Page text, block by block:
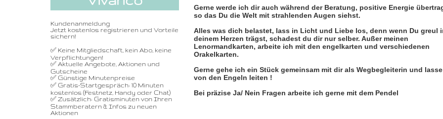
Kundenanmeldung
Jetzt kostenlos registrieren und Vorteile
sichern!
✅ Keine Mitgliedschaft, kein Abo, keine
Verpflichtungen!
✅ Aktuelle Angebote, Aktionen und
Gutscheine
✅ Günstige Minutenpreise
✅ Gratis-Startgespräch: 10 Minuten
kostenlos (Festnetz, Handy oder Chat)
✅ Zusätzlich: Gratisminuten von Ihren
Stammberatern & Infos zu neuen
Aktionen
Gerne werde ich dir auch während der Beratung, positive Energie
so das Du die Welt mit strahlenden Augen siehst.
Alles was dich belastet, lass in Licht und Liebe los, denn wenn Du greul
deinem Herzen trägst, schadest du dir nur selber. Außer meinen
Lenormandkarten, arbeite ich mit den engelkarten und verschiedenen
Orakelkarten.
Gerne gehe ich ein Stück gemeinsam mit dir als Wegbegleiterin und
von den Engeln leiten !
Bei präzise Ja/ Nein Fragen arbeite ich gerne mit dem Pendel